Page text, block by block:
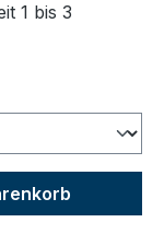
1 bis 3